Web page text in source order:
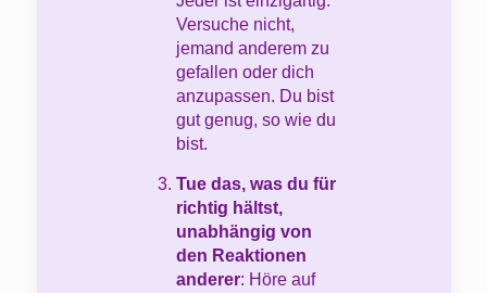
Versuche nicht,
jemand anderem zu
gefallen oder dich
anzupassen. Du bist
gut genug, so wie du
bist.
Tue das, was du für
richtig hältst,
unabhängig von
den Reaktionen
anderer: Höre auf